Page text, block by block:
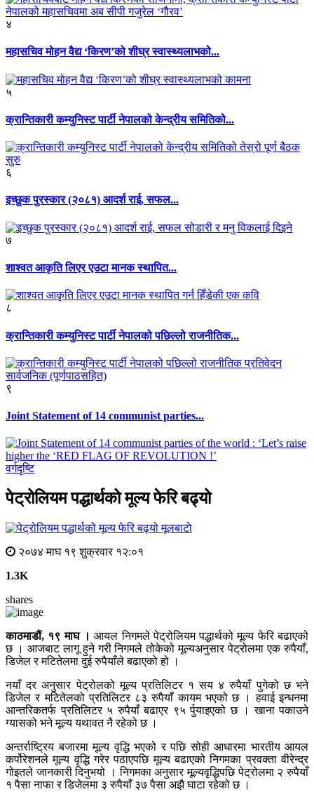
४
महासचिव मोहन वैद्य ‘किरण’को शीघ्र स्वास्थ्यलाभको...
५
क्रान्तिकारी कम्युनिस्ट पार्टी नेपालको केन्द्रीय समितिको...
६
इच्छुक पुरस्कार (२०८१) आदर्श राई, सफल...
७
शाश्वत आकृति लिएर एउटा मानक स्थापित...
८
क्रान्तिकारी कम्युनिस्ट पार्टी नेपालको पछिल्लो राजनीतिक...
९
Joint Statement of 14 communist parties...
वर्गदृष्टि
पेट्रोलियम पद्धार्थको मूल्य फेरि बढ्यो
मूलबाटाे
२०७४ माघ १९ शुक्रवार १२:०१
1.3K
shares
काठमाडौं, १९ माघ । आयल निगमले पेट्रोलियम पद्धार्थको मूल्य फेरि बढाएको
छ । आजबाट लागू हुने गरी निगमले तोकेको मूल्यअनुसार पेट्रोलमा एक रुपैयाँ,
डिजेल र मटितेलमा दुई रुपैयाँले बढाएको हो ।
नयाँ दर अनुसार पेट्रोलको मूल्य प्रतिलिटर १ सय ४ रुपैयाँ पुगेको छ भने
डिजेल र मटितेलको प्रतिलिटर ८३ रुपैयाँ कायम भएको छ । हवाई इन्धनमा
आन्तरिकतर्फ प्रतिलिटर ५ रुपैयाँ बढाएर ९५ र्पुयाइएको छ । खाना पकाउने
ग्यासको भने मूल्य यथावत नै रहेको छ ।
अन्तर्राष्ट्रिय बजारमा मूल्य वृद्धि भएको र पछि सोही आधारमा भारतीय आयल
कर्पोरेशनले मूल्य वृद्धि गरेर पठाएपछि मूल्य बढाएको निगमका प्रवक्ता वीरेन्द्र
गोइतले जानकारी दिनुभयो । निगमका अनुसार मूल्यवृद्धिपछि पेट्रोलमा २ रुपैयाँ
१ पैसा नाफा र डिजेलमा ३ रुपैयाँ ३७ पैसा अझै घाटा रहेको छ ।